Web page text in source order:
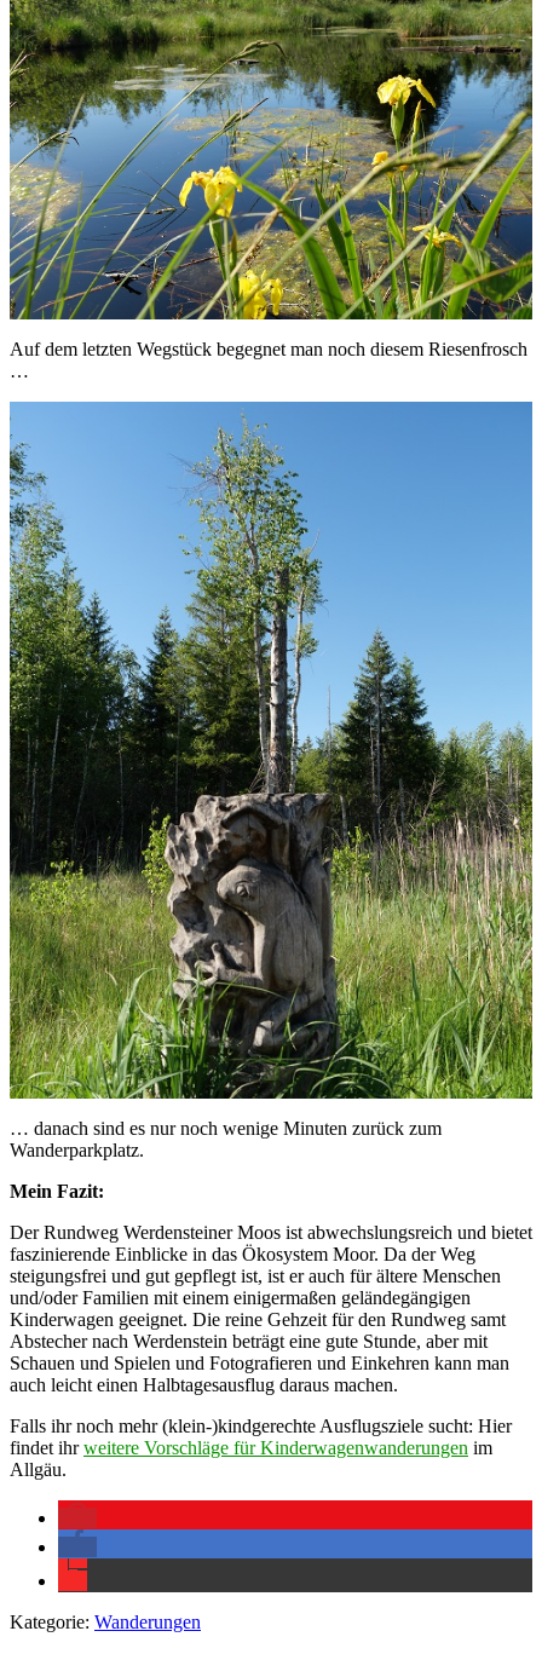
Auf dem letzten Wegstück begegnet man noch diesem Riesenfrosch
…
… danach sind es nur noch wenige Minuten zurück zum
Wanderparkplatz.
Mein Fazit:
Der Rundweg Werdensteiner Moos ist abwechslungsreich und bietet
faszinierende Einblicke in das Ökosystem Moor. Da der Weg
steigungsfrei und gut gepflegt ist, ist er auch für ältere Menschen
und/oder Familien mit einem einigermaßen geländegängigen
Kinderwagen geeignet. Die reine Gehzeit für den Rundweg samt
Abstecher nach Werdenstein beträgt eine gute Stunde, aber mit
Schauen und Spielen und Fotografieren und Einkehren kann man
auch leicht einen Halbtagesausflug daraus machen.
Falls ihr noch mehr (klein-)kindgerechte Ausflugsziele sucht: Hier
findet ihrweitere Vorschläge für Kinderwagenwanderungen im
Allgäu.
Kategorie: Wanderungen